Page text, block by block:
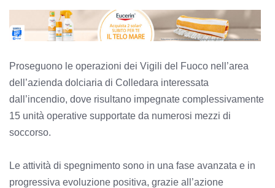
Proseguono le operazioni dei Vigili del Fuoco nell’area
dell’azienda dolciaria di Colledara interessata
dall’incendio, dove risultano impegnate complessivamente
15 unità operative supportate da numerosi mezzi di
soccorso.
Le attività di spegnimento sono in una fase avanzata e in
progressiva evoluzione positiva, grazie all’azione